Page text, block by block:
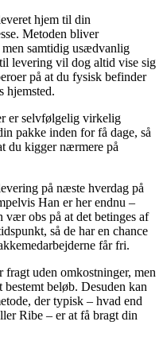
hjem til din
Metoden bliver
men samtidig usædvanlig
levering vil dog altid vise sig
på at du fysisk befinder
hjemsted.
er selvfølgelig virkelig
pakke inden for få dage, så
du kigger nærmere på
på næste hverdag på
Han er her endnu –
obs på at det betinges af
så de har en chance
får fri.
uden omkostninger, men
beløb. Desuden kan
der typisk – hvad end
Ribe – er at få bragt din